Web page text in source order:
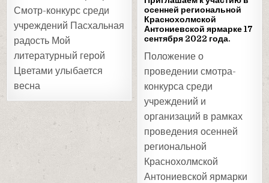
Смотр-конкурс среди
учреждений Пасхальная
радость Мой
литературный герой
Цветами улыбается
весна
осенней региональной
Краснохолмской
Антониевской ярмарке 17
сентября 2022 года.
Положение о
проведении смотра-
конкурса среди
учреждений и
организаций в рамках
проведения осенней
региональной
Краснохолмской
Антониевской ярмарки